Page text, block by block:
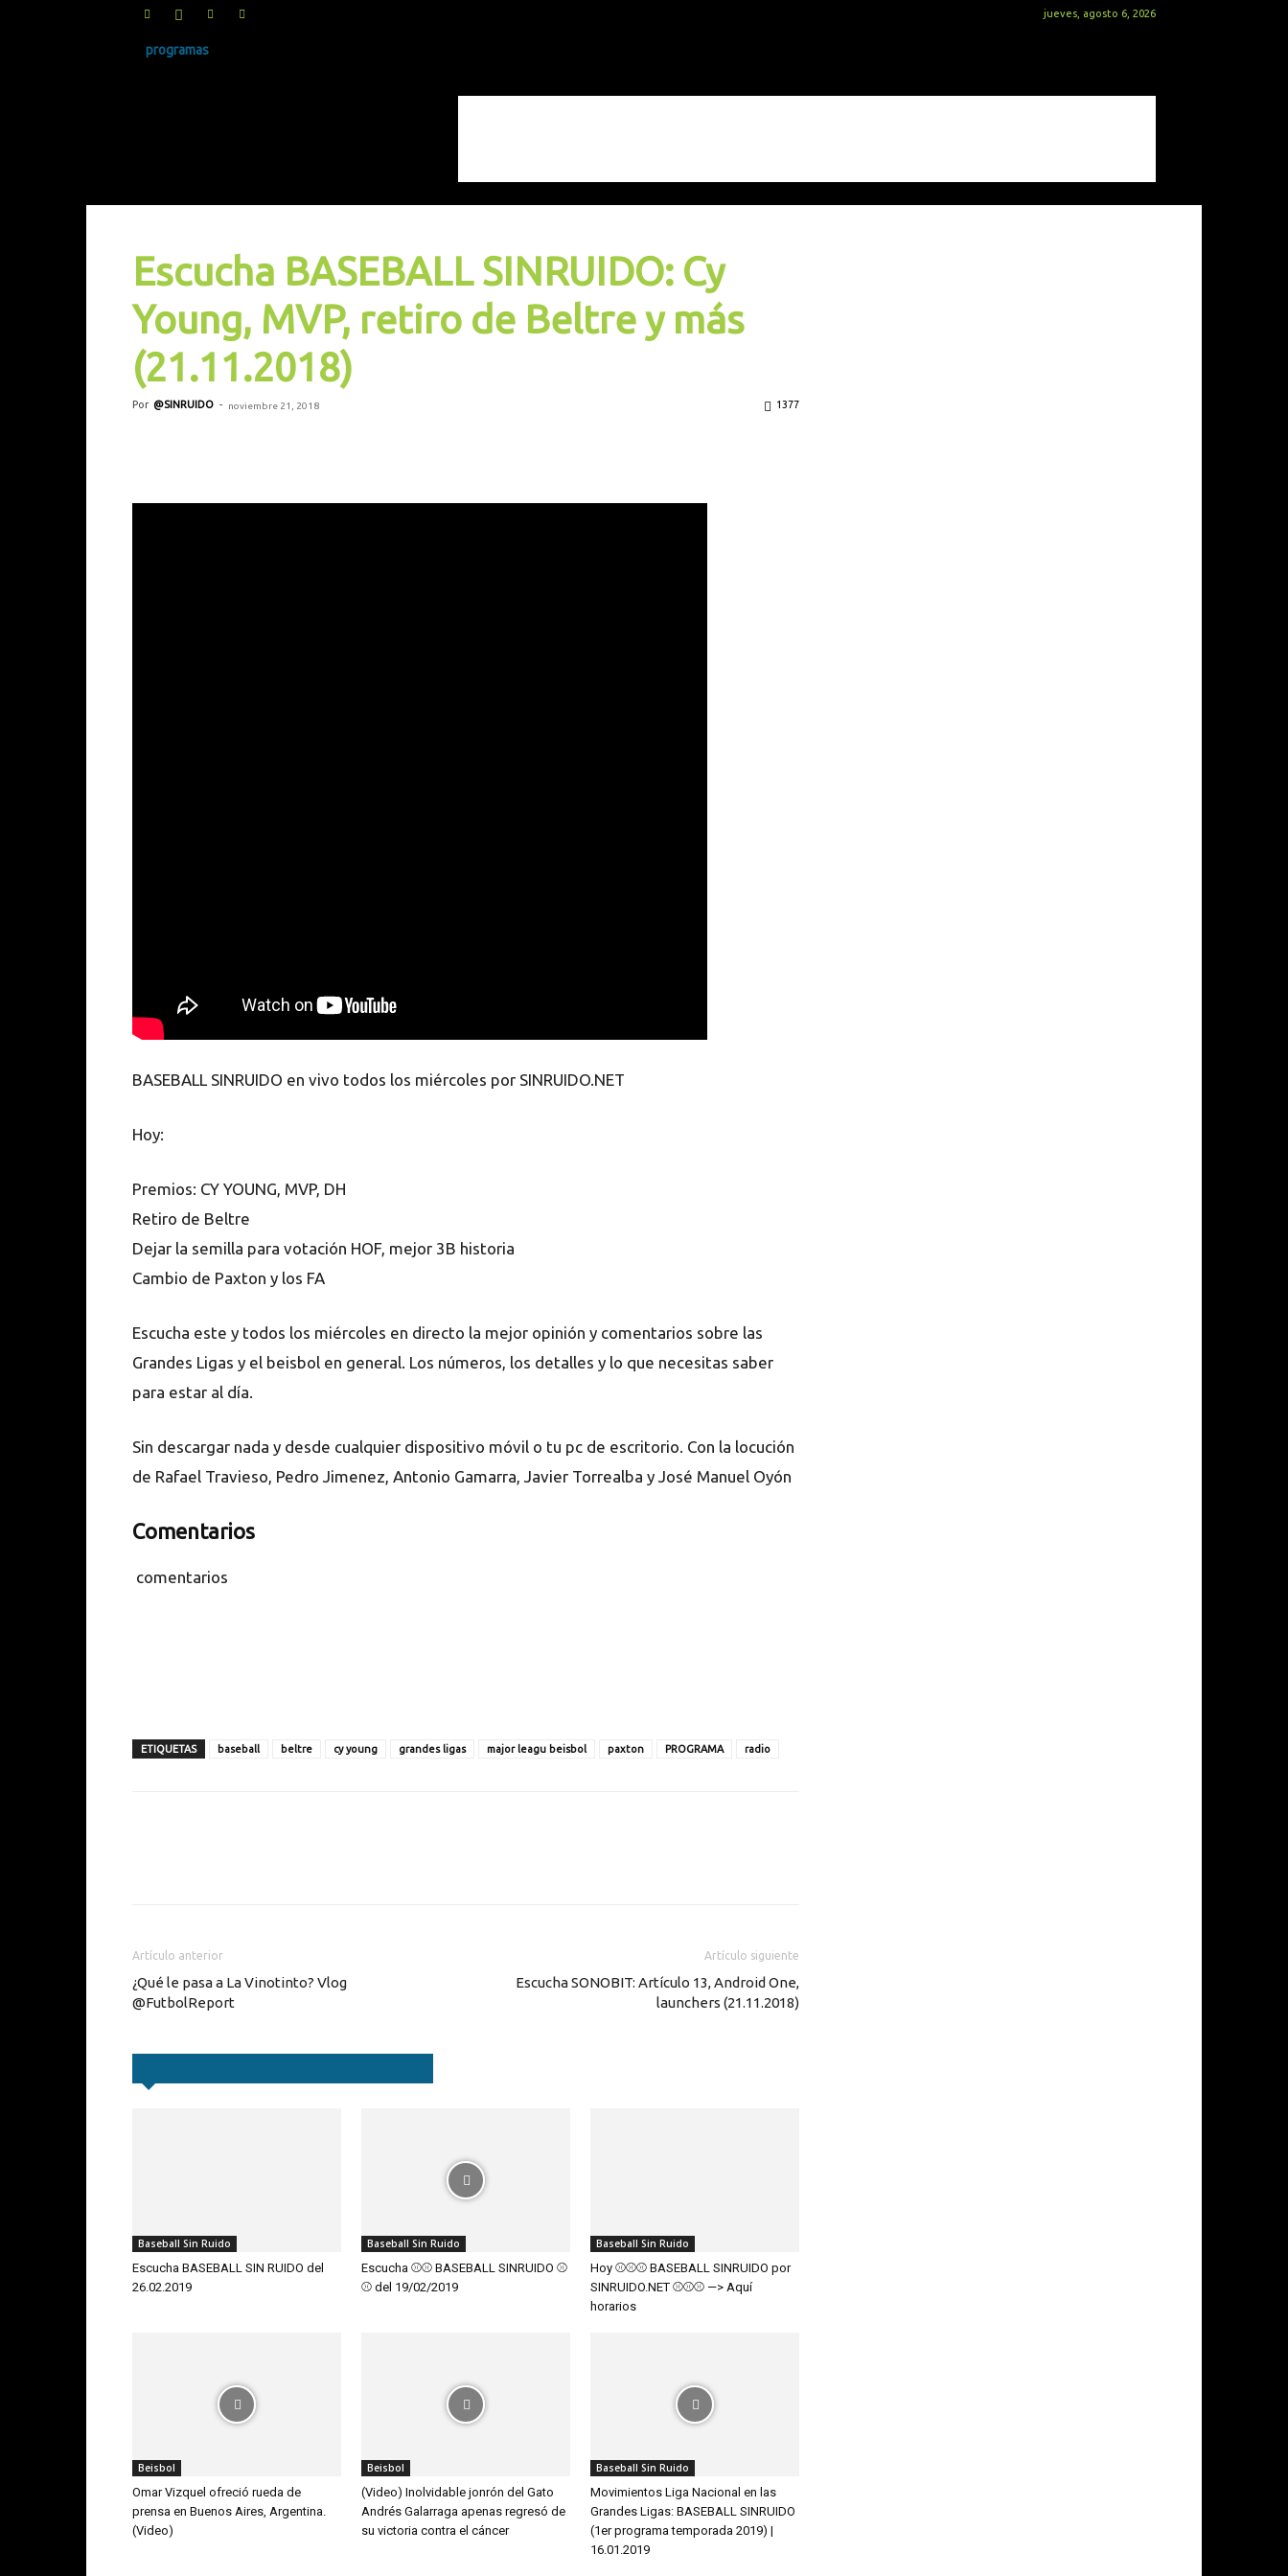
jueves, agosto 6, 2026
programas
Escucha BASEBALL SINRUIDO: Cy
Young, MVP, retiro de Beltre y más
(21.11.2018)
Por @SINRUIDO - noviembre 21, 2018 1377
BASEBALL SINRUIDO en vivo todos los miércoles por SINRUIDO.NET
Hoy:
Premios: CY YOUNG, MVP, DH
Retiro de Beltre
Dejar la semilla para votación HOF, mejor 3B historia
Cambio de Paxton y los FA
Escucha este y todos los miércoles en directo la mejor opinión y comentarios sobre las
Grandes Ligas y el beisbol en general. Los números, los detalles y lo que necesitas saber
para estar al día.
Sin descargar nada y desde cualquier dispositivo móvil o tu pc de escritorio. Con la locución
de Rafael Travieso, Pedro Jimenez, Antonio Gamarra, Javier Torrealba y José Manuel Oyón
Comentarios
comentarios
ETIQUETAS baseball beltre cy young grandes ligas major leagu beisbol paxton PROGRAMA radio
Artículo anterior
¿Qué le pasa a La Vinotinto? Vlog
@FutbolReport
Artículo siguiente
Escucha SONOBIT: Artículo 13, Android One,
launchers (21.11.2018)
Baseball Sin Ruido
Escucha BASEBALL SIN RUIDO del
26.02.2019
Baseball Sin Ruido
Escucha ⚾️⚾️ BASEBALL SINRUIDO ⚾️
⚾️ del 19/02/2019
Baseball Sin Ruido
Hoy ⚾️⚾️⚾️ BASEBALL SINRUIDO por
SINRUIDO.NET ⚾️⚾️⚾️ —> Aquí
horarios
Beisbol
Omar Vizquel ofreció rueda de
prensa en Buenos Aires, Argentina.
(Video)
Beisbol
(Video) Inolvidable jonrón del Gato
Andrés Galarraga apenas regresó de
su victoria contra el cáncer
Baseball Sin Ruido
Movimientos Liga Nacional en las
Grandes Ligas: BASEBALL SINRUIDO
(1er programa temporada 2019) |
16.01.2019